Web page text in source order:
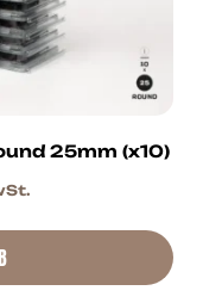
25mm (x10)